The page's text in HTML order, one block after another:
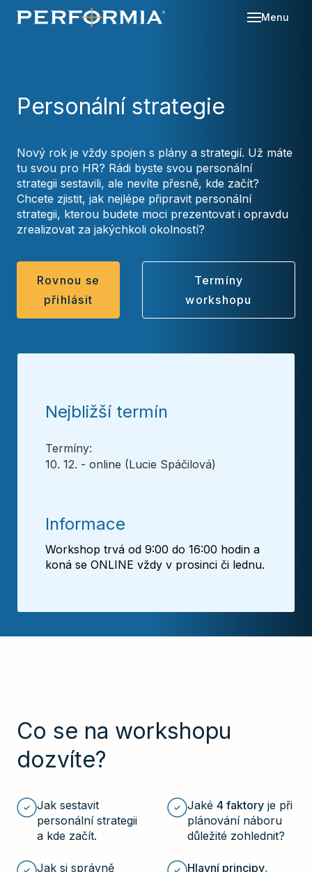
Menu
Personální strategie
Nový rok je vždy spojen s plány a strategií. Už máte
tu svou pro HR? Rádi byste svou personální
strategii sestavili, ale nevíte přesně, kde začít?
Chcete zjistit, jak nejlépe připravit personální
strategii, kterou budete moci prezentovat i opravdu
zrealizovat za jakýchkoli okolností?
Rovnou se
přihlásit
Termíny
workshopu
Nejbližší termín
Termíny:
10. 12. - online (Lucie Spáčilová)
Informace
Workshop trvá od 9:00 do 16:00 hodin a
koná se ONLINE vždy v prosinci či lednu.
Co se na workshopu
dozvíte?
Jak sestavit
personální strategii
a kde začít.
Jaké 4 faktory je při
plánování náboru
důležité zohlednit?
Jak si správně
Hlavní principy,